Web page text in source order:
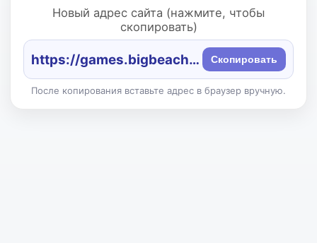
Новый адрес сайта (нажмите, чтобы
скопировать)
https://games.bigbeach.ru/ Скопировать
После копирования вставьте адрес в браузер вручную.